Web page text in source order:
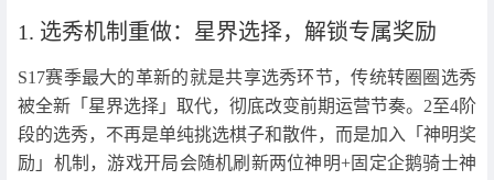
1. 选秀机制重做：星界选择，解锁专属奖励
S17赛季最大的革新的就是共享选秀环节，传统转圈圈选秀
被全新「星界选择」取代，彻底改变前期运营节奏。2至4阶
段的选秀，不再是单纯挑选棋子和散件，而是加入「神明奖
励」机制，游戏开局会随机刷新两位神明+固定企鹅骑士神